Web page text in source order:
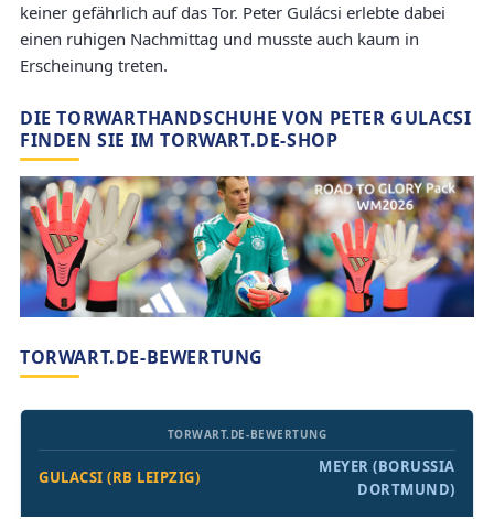
keiner gefährlich auf das Tor. Peter Gulácsi erlebte dabei
einen ruhigen Nachmittag und musste auch kaum in
Erscheinung treten.
DIE TORWARTHANDSCHUHE VON PETER GULACSI
FINDEN SIE IM TORWART.DE-SHOP
TORWART.DE-BEWERTUNG
GULACSI (RB LEIPZIG)
TORWART.DE-BEWERTUNG
MEYER (BORUSSIA
DORTMUND)